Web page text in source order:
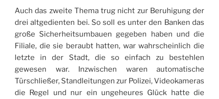
Auch das zweite Thema trug nicht zur Beruhigung der
drei altgedienten bei. So soll es unter den Banken das
große Sicherheitsumbauen gegeben haben und die
Filiale, die sie beraubt hatten, war wahrscheinlich die
letzte in der Stadt, die so einfach zu bestehlen
gewesen war. Inzwischen waren automatische
Türschließer, Standleitungen zur Polizei, Videokameras
die Regel und nur ein ungeheures Glück hatte die